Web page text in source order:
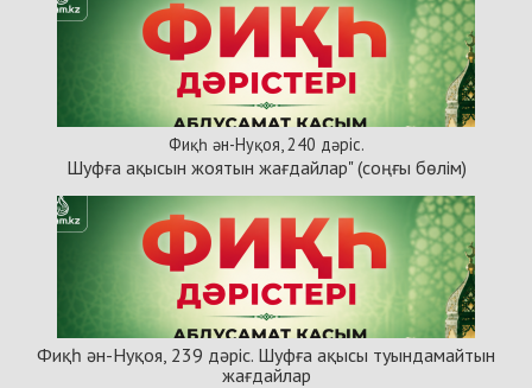
Фиқһ ән-Нуқоя, 240 дәріс.
Шуфға ақысын жоятын жағдайлар" (соңғы бөлім)
Фиқһ ән-Нуқоя, 239 дәріс. Шуфға ақысы туындамайтын
жағдайлар